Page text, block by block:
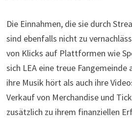
Die Einnahmen, die sie durch
sind ebenfalls nicht zu
von Klicks auf Plattformen wie
sich LEA eine treue
ihre Musik hört als auch ihre
Verkauf von Merchandise und
zusätzlich zu ihrem finanziellen